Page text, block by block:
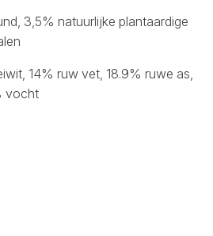
3,5% natuurlijke plantaardige
14% ruw vet, 18.9% ruwe as,
vocht